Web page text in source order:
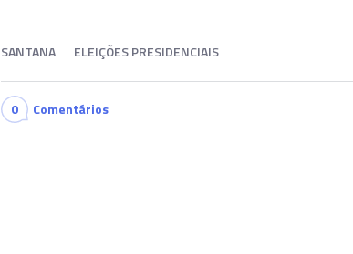
SANTANA ELEIÇÕES PRESIDENCIAIS
0 Comentários